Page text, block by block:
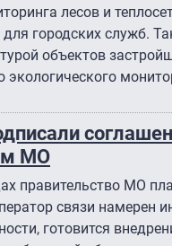
лесов и
городских служб.
объектов
МО
правительство МО
связи намерен
готовится